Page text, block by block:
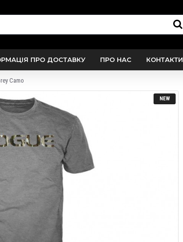
ПРО ДОСТАВКУ ПРО НАС КОНТАКТИ
Camo
NEW